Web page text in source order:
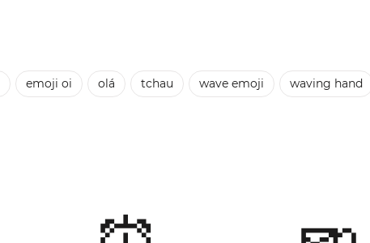
emoji oi olá tchau wave emoji waving hand